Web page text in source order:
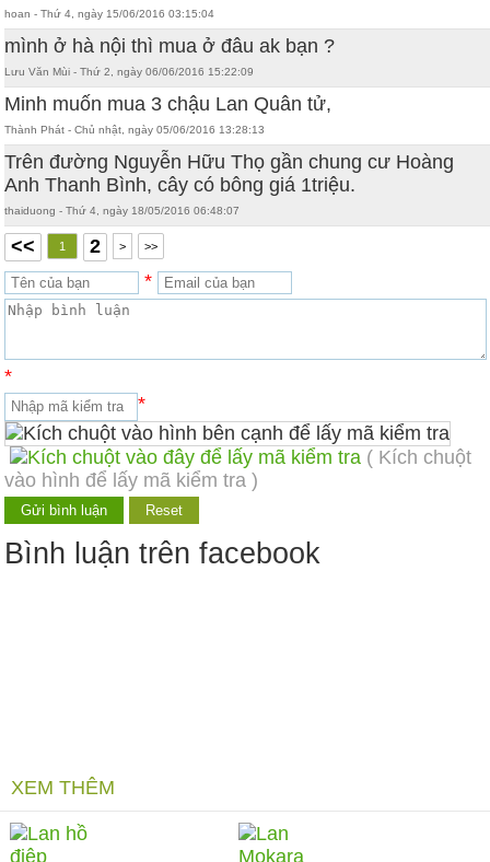
hoan - Thứ 4, ngày 15/06/2016 03:15:04
mình ở hà nội thì mua ở đâu ak bạn ?
Lưu Văn Mùi - Thứ 2, ngày 06/06/2016 15:22:09
Minh muốn mua 3 chậu Lan Quân tử,
Thành Phát - Chủ nhật, ngày 05/06/2016 13:28:13
Trên đường Nguyễn Hữu Thọ gần chung cư Hoàng
Anh Thanh Bình, cây có bông giá 1triệu.
thaiduong - Thứ 4, ngày 18/05/2016 06:48:07
<< 1 2 > >>
*
*
*
( Kích chuột
vào hình để lấy mã kiểm tra )
Bình luận trên facebook
XEM THÊM